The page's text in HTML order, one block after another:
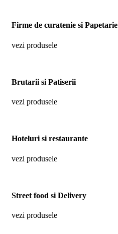
Firme de curatenie si Papetarie
vezi produsele
Brutarii si Patiserii
vezi produsele
Hoteluri si restaurante
vezi produsele
Street food si Delivery
vezi produsele